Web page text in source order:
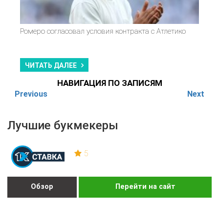
Лучшие букмекеры
5
Обзор Перейти на сайт
Ромеро согласовал условия контракта с Атлетико
ЧИТАТЬ ДАЛЕЕ
НАВИГАЦИЯ ПО ЗАПИСЯМ
Previous Next